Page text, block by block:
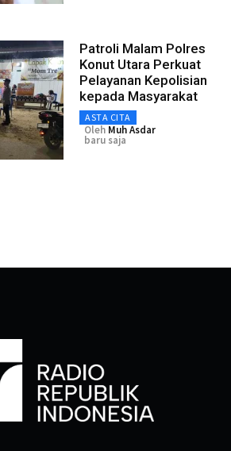
Patroli Malam Polres
Konut Utara Perkuat
Pelayanan Kepolisian
kepada Masyarakat
ASTA CITA
Oleh Muh Asdar
baru saja